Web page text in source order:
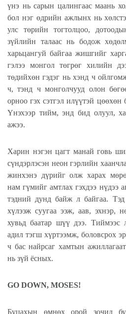
үнэ нь сарын цалингаас маань
бол нэг өдрийн ажлынх нь
улс төрийн тогтолцоо,
зүйлийн талаас нь бодож
харьцангуй байгаа жишгийг
гэлээ монгол төгрөг хилийн
төдийхөн гэдэг нь хэнд ч
ч, тэнд ч монголчууд олон
орноо гэх сэтгэл илүүтэй
Үнэхээр тийм, энд бид олуул,
ажээ.
Харин нэгэн цагт манай говь
сүндэрлэсэн неон гэрлийн
жинхэнэ дүрийг олж харах
нам гүмийг амтлах гэхдээ нүдээ
тэдний дунд байж л байгаа.
хүлээж суугаа ээж, аав, эхнэр,
хувьд баатар шүү дээ.
адил тэгш хүртээмж, боловсрох
ч бас найрсаг хамтын
нь зүй ёсных.
GO DOWN, MOSES!
Буцахын өмнөх орой зочид